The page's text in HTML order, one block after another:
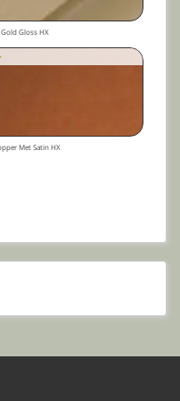
Gloss HX
Met Satin HX